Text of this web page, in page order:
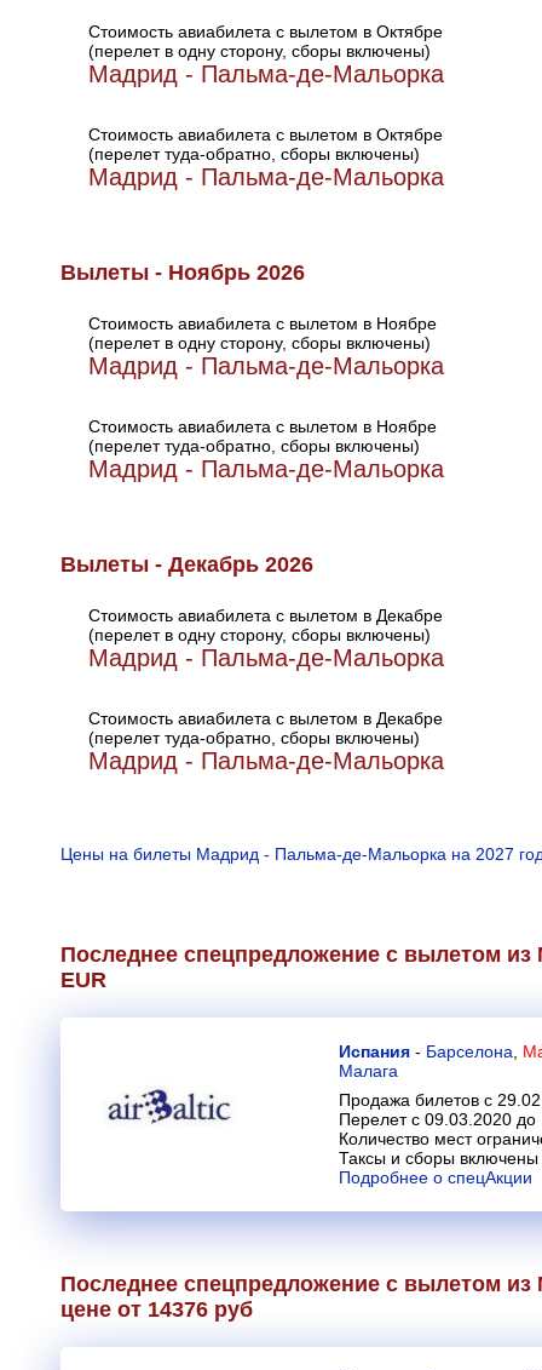
Стоимость авиабилета с вылетом в Октябре
(перелет в одну сторону, сборы включены)
Мадрид - Пальма-де-Мальорка
Стоимость авиабилета с вылетом в Октябре
(перелет туда-обратно, сборы включены)
Мадрид - Пальма-де-Мальорка
Вылеты - Ноябрь 2026
Стоимость авиабилета с вылетом в Ноябре
(перелет в одну сторону, сборы включены)
Мадрид - Пальма-де-Мальорка
Стоимость авиабилета с вылетом в Ноябре
(перелет туда-обратно, сборы включены)
Мадрид - Пальма-де-Мальорка
Вылеты - Декабрь 2026
Стоимость авиабилета с вылетом в Декабре
(перелет в одну сторону, сборы включены)
Мадрид - Пальма-де-Мальорка
Стоимость авиабилета с вылетом в Декабре
(перелет туда-обратно, сборы включены)
Мадрид - Пальма-де-Мальорка
Цены на билеты Мадрид - Пальма-де-Мальорка на 2027
Последнее спецпредложение с вылетом
EUR
Испания - Барселона
Малага
Продажа билетов с
Перелет с 09.03.2020 до
Количество мест
Таксы и сборы включены
Подробнее о спецАкции
Последнее спецпредложение с вылетом
цене от 14376 руб